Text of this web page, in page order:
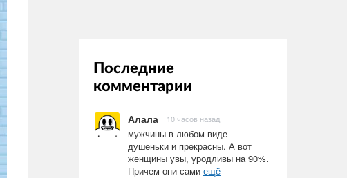
Последние
комментарии
Алала 10 часов назад
мужчины в любом виде-
душеньки и прекрасны. А вот
женщины увы, уродливы на 90%.
Причем они сами ещё